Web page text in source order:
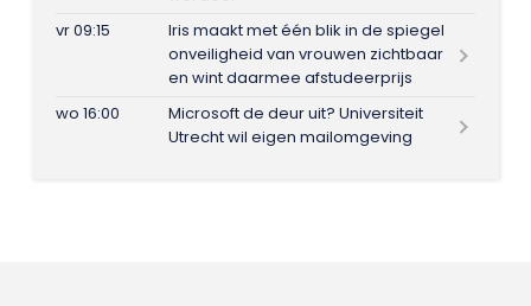
vr 09:15
Iris maakt met één blik in de spiegel
onveiligheid van vrouwen zichtbaar
en wint daarmee afstudeerprijs
wo 16:00
Microsoft de deur uit? Universiteit
Utrecht wil eigen mailomgeving